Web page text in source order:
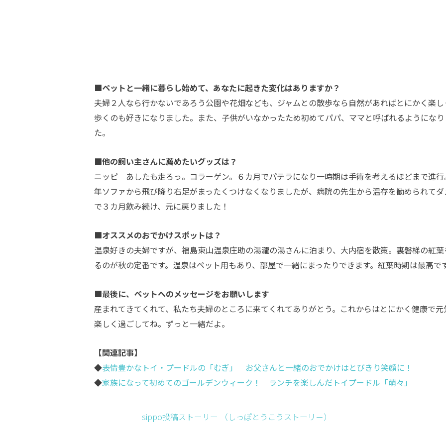
■ペットと一緒に暮らし始めて、あなたに起きた変化はありますか？
夫婦２人なら行かないであろう公園や花畑なども、ジャムとの散歩なら自然があればとにかく楽し
歩くのも好きになりました。また、子供がいなかったため初めてパパ、ママと呼ばれるようになり
た。
■他の飼い主さんに薦めたいグッズは？
ニッピ あしたも走ろっ。コラーゲン。６カ月でパテラになり一時期は手術を考えるほどまで進
年ソファから飛び降り右足がまったくつけなくなりましたが、病院の先生から温存を勧められて
で３カ月飲み続け、元に戻りました！
■オススメのおでかけスポットは？
温泉好きの夫婦ですが、福島東山温泉庄助の湯瀧の湯さんに泊まり、大内宿を散策。裏磐梯の紅葉
るのが秋の定番です。温泉はペット用もあり、部屋で一緒にまったりできます。紅葉時期は最高です
■最後に、ペットへのメッセージをお願いします
産まれてきてくれて、私たち夫婦のところに来てくれてありがとう。これからはとにかく健康で元
楽しく過ごしてね。ずっと一緒だよ。
【関連記事】
◆表情豊かなトイ・プードルの「むぎ」 お父さんと一緒のおでかけはとびきり笑顔に！
◆家族になって初めてのゴールデンウィーク！ ランチを楽しんだトイプードル「萌々」
sippo投稿ストーリー （しっぽとうこうストーリ－）